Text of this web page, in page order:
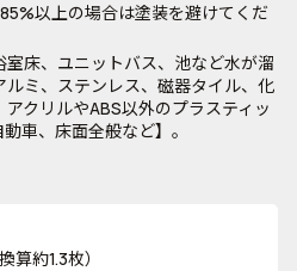
以上の場合は塗装を避けてくだ
床、ユニットバス、池など水が溜
ルミ、ステンレス、磁器タイル、化
クリルやABS以外のプラスティッ
車、床面全般など】。
約1.3枚）